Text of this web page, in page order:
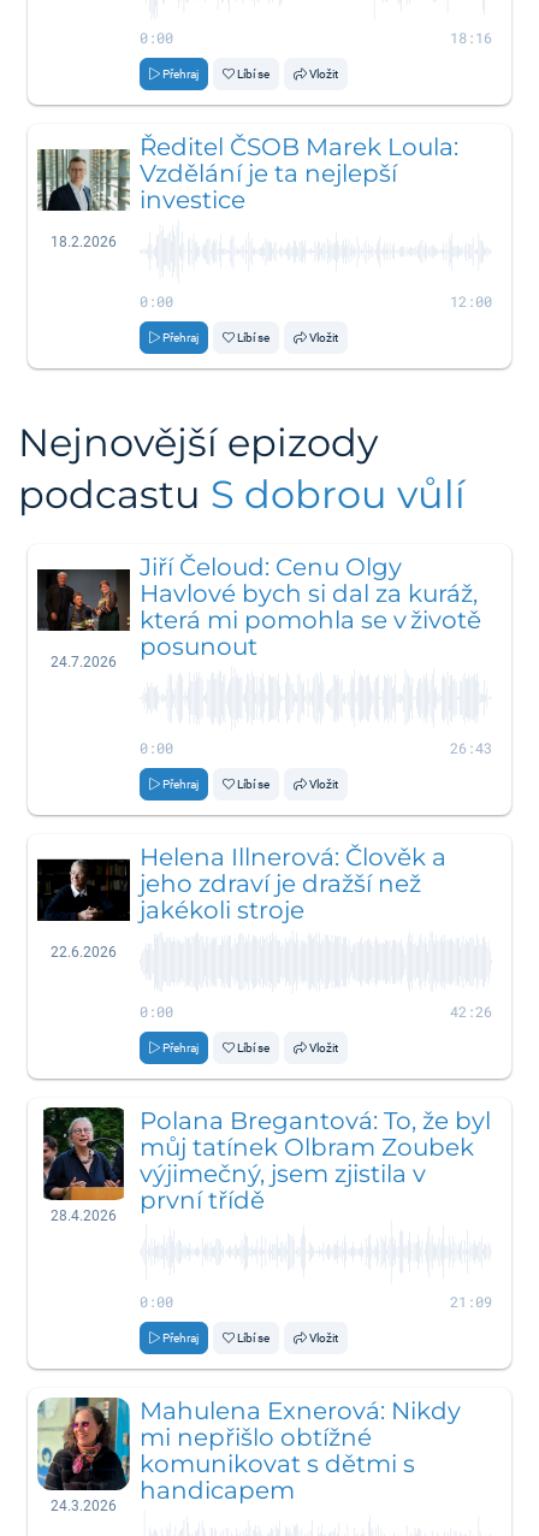
0:00 18:16
Přehraj Líbí se Vložit
18.2.2026
Ředitel ČSOB Marek Loula:
Vzdělání je ta nejlepší
investice
0:00 12:00
Přehraj Líbí se Vložit
Nejnovější epizody
podcastu S dobrou vůlí
24.7.2026
Jiří Čeloud: Cenu Olgy
Havlové bych si dal za kuráž,
která mi pomohla se v životě
posunout
0:00 26:43
Přehraj Líbí se Vložit
22.6.2026
Helena Illnerová: Člověk a
jeho zdraví je dražší než
jakékoli stroje
0:00 42:26
Přehraj Líbí se Vložit
28.4.2026
Polana Bregantová: To, že byl
můj tatínek Olbram Zoubek
výjimečný, jsem zjistila v
první třídě
0:00 21:09
Přehraj Líbí se Vložit
24.3.2026
Mahulena Exnerová: Nikdy
mi nepřišlo obtížné
komunikovat s dětmi s
handicapem